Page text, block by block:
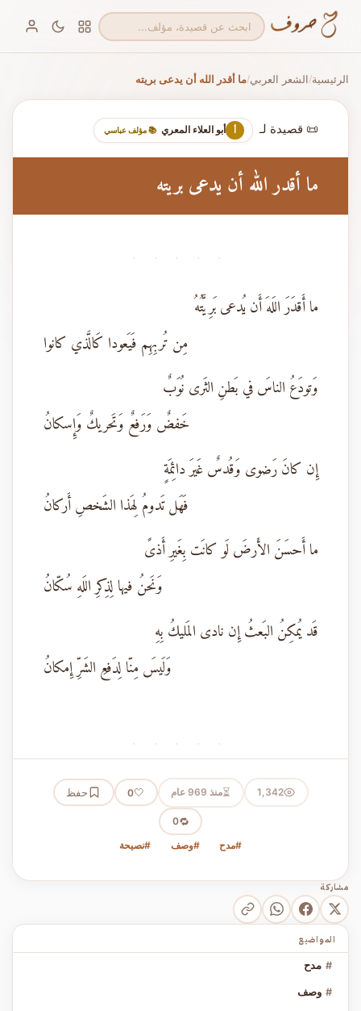
الرئيسية/الشعر العربي/ما أقدر الله أن يدعى بريته
📜 قصيدة لـ أ أبو العلاء المعري 📚 مؤلف عباسي
ما أقدر الله أن يدعى بريته
· · · · ·
ما أَقدَرَ اللَهَ أَن يُدعى بَرِيَّتُهُ
مِن تُربِهِم فَيَعودا كَالَّذي كانوا
وَتودَعُ الناسَ في بَطنِ الثَرى نُوَبٌ
خَفضٌ وَرَفعٌ وَتَحريكٌ وَإِسكانُ
إِن كانَ رَضوى وَقُدسٌ غَيرَ دائِمَةٍ
فَهَل تَدومُ لِهَذا الشَخصِ أَركانُ
ما أَحسَنَ الأَرضَ لَو كانَت بِغَيرِ أَذىً
وَنَحنُ فيها لِذِكرِ اللَهِ سُكّانُ
قَد يُمكِنُ البَعثُ إِن نادى المَليكُ بِهِ
وَلَيسَ مِنّا لِدَفعِ الشَرِّ إِمكانُ
· · · · ·
1,342
⏳منذ 969 عام 🤍
0 حفظ
🔁
0
#مدح
#وصف #نصيحة
مشاركة
المواضيع
# مدح
# وصف